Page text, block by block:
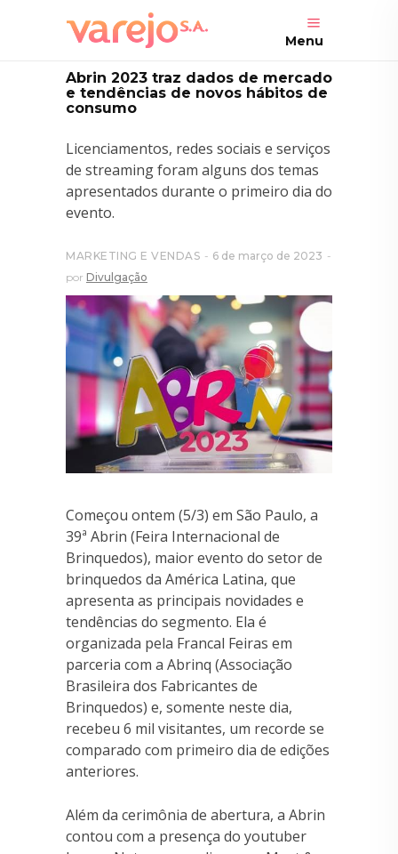
Menu
Abrin 2023 traz dados de mercado
e tendências de novos hábitos de
consumo
Licenciamentos, redes sociais e serviços
de streaming foram alguns dos temas
apresentados durante o primeiro dia do
evento.
MARKETING E VENDAS
6 de março de 2023
por Divulgação
Começou ontem (5/3) em São Paulo, a
39ª Abrin (Feira Internacional de
Brinquedos), maior evento do setor de
brinquedos da América Latina, que
apresenta as principais novidades e
tendências do segmento. Ela é
organizada pela Francal Feiras em
parceria com a Abrinq (Associação
Brasileira dos Fabricantes de
Brinquedos) e, somente neste dia,
recebeu 6 mil visitantes, um recorde se
comparado com primeiro dia de edições
anteriores.
Além da cerimônia de abertura, a Abrin
contou com a presença do youtuber